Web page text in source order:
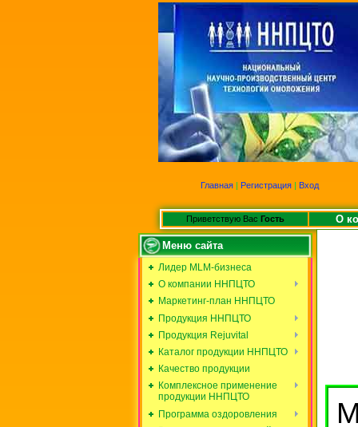
Главная | Регистрация | Вход
Приветствую Вас Гость О
Меню сайта
Лидер MLM-бизнеса
О компании ННПЦТО
Маркетинг-план ННПЦТО
Продукция ННПЦТО
Продукция Rejuvital
Каталог продукции ННПЦТО
Качество продукции
Комплексное применение
продукции ННПЦТО
Программа оздоровления